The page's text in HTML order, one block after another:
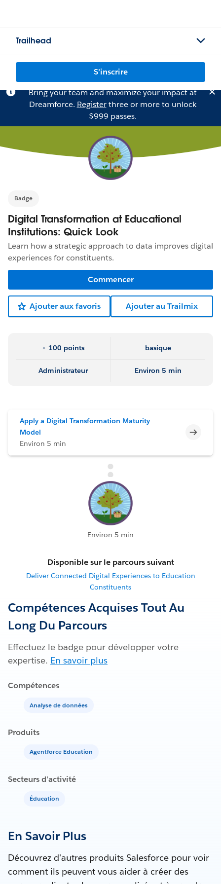
Trailhead
S'inscrire
Bring your team and maximize your impact at
Dreamforce. Registerthree or more to unlock
$999 passes.
Badge
Digital Transformation at Educational
Institutions: Quick Look
Learn how a strategic approach to data improves digital
experiences for constituents.
Commencer
Ajouter aux favoris Ajouter au Trailmix
+ 100 points basique
Administrateur Environ 5 min
Apply a Digital Transformation Maturity
Model
Environ 5 min
Environ 5 min
Disponible sur le parcours suivant
Deliver Connected Digital Experiences to Education
Constituents
Compétences Acquises Tout Au
Long Du Parcours
Effectuez le badge pour développer votre
expertise. En savoir plus
Compétences
Analyse de données
Produits
Agentforce Education
Secteurs d'activité
Éducation
En Savoir Plus
Découvrez d'autres produits Salesforce pour voir
comment ils peuvent vous aider à créer des